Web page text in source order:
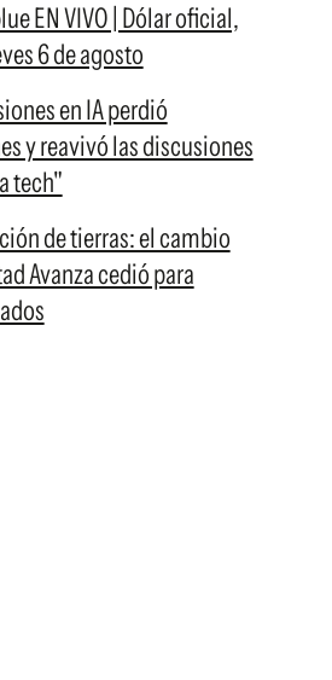
EN VIVO | Dólar oficial,
6 de agosto
en IA perdió
y reavivó las discusiones
tech"
de tierras: el cambio
Avanza cedió para